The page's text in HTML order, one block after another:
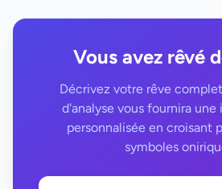
Vous avez rêvé
Décrivez votre rêve
d'analyse vous fournira
personnalisée en croisant
symboles